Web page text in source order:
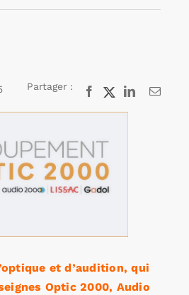
Partager : Facebook
X LinkedInEmail
et d’audition, qui
Optic 2000, Audio